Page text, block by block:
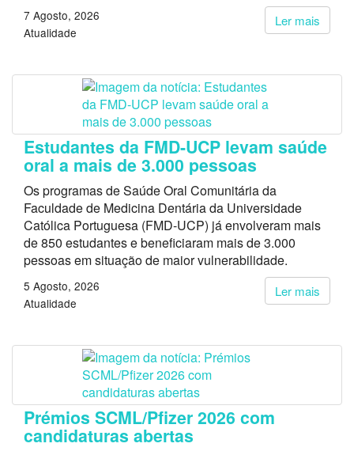
Ler mais
7 Agosto, 2026
Atualidade
Estudantes da FMD-UCP levam saúde
oral a mais de 3.000 pessoas
Os programas de Saúde Oral Comunitária da
Faculdade de Medicina Dentária da Universidade
Católica Portuguesa (FMD-UCP) já envolveram mais
de 850 estudantes e beneficiaram mais de 3.000
pessoas em situação de maior vulnerabilidade.
Ler mais
5 Agosto, 2026
Atualidade
Prémios SCML/Pfizer 2026 com
candidaturas abertas